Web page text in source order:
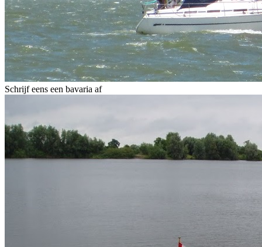
Schrijf eens een bavaria af